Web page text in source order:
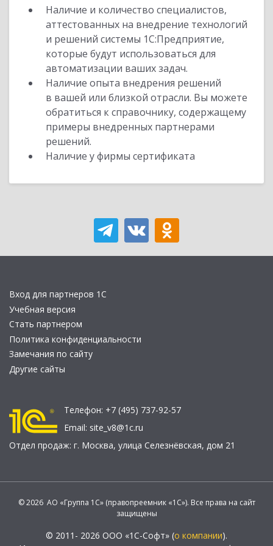
Наличие и количество специалистов,
аттестованных на внедрение технологий
и решений системы 1С:Предприятие,
которые будут использоваться для
автоматизации ваших задач.
Наличие опыта внедрения решений
в вашей или близкой отрасли. Вы можете
обратиться к справочнику, содержащему
примеры внедренных партнерами
решений.
Наличие у фирмы сертификата
Вход для партнеров 1С
Учебная версия
Стать партнером
Политика конфиденциальности
Замечания по сайту
Другие сайты
Телефон: +7 (495) 737-92-57
Email: site_v8@1c.ru
Отдел продаж: г. Москва, улица Селезнёвская, дом 21
© 2026 АО «Группа 1С» (правопреемник «1С»). Все права на сайт
защищены
© 2011- 2026 ООО «1С-Софт» (о компании).